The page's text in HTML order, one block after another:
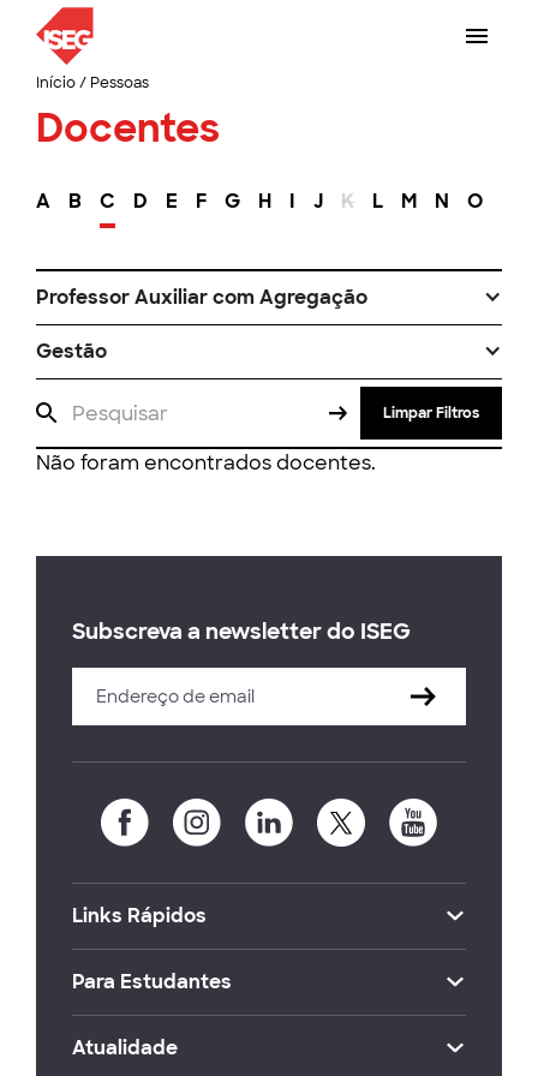
Início/ Pessoas
Docentes
A B C D E F G H I J K L M N O
Professor Auxiliar com Agregação
Gestão
Limpar Filtros
Não foram encontrados docentes.
Subscreva a newsletter do ISEG
Links Rápidos
Para Estudantes
Atualidade